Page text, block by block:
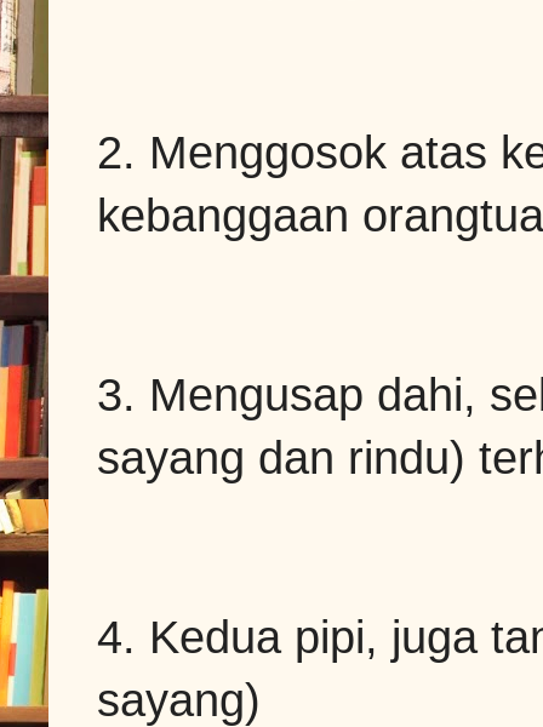
2. Menggosok atas
kebanggaan
3. Mengusap dahi,
sayang dan rindu)
4. Kedua pipi, juga
sayang)